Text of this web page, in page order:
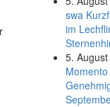
swa
im
5.